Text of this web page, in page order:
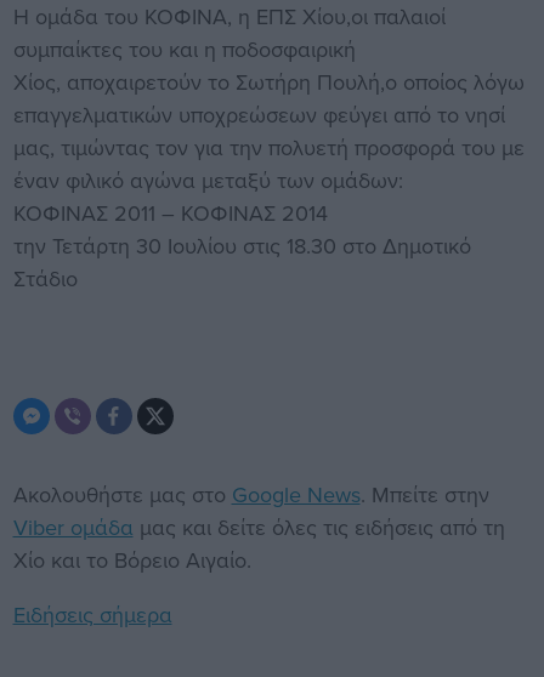
Η ομάδα του ΚΟΦΙΝΑ, η ΕΠΣ Χίου,οι παλαιοί
συμπαίκτες του και η ποδοσφαιρική
Χίος, αποχαιρετούν το Σωτήρη Πουλή,ο οποίος λόγω
επαγγελματικών υποχρεώσεων φεύγει από το νησί
μας, τιμώντας τον για την πολυετή προσφορά του με
έναν φιλικό αγώνα μεταξύ των ομάδων:
ΚΟΦΙΝΑΣ 2011 – ΚΟΦΙΝΑΣ 2014
την Τετάρτη 30 Ιουλίου στις 18.30 στο Δημοτικό
Στάδιο
Ακολουθήστε μας στο Google News. Μπείτε στην
Viber ομάδα μας και δείτε όλες τις ειδήσεις από τη
Χίο και το Βόρειο Αιγαίο.
Ειδήσεις σήμερα